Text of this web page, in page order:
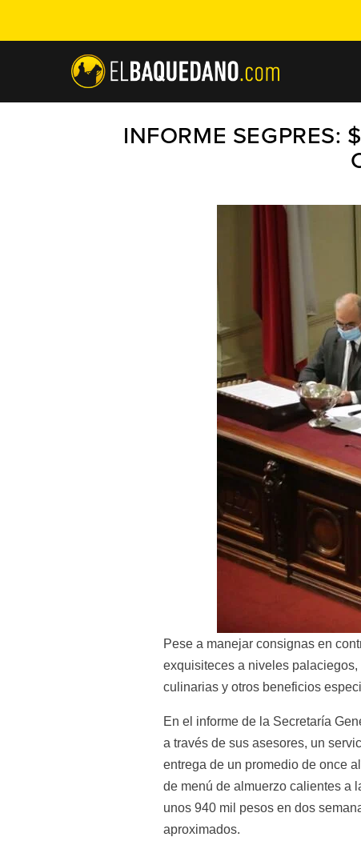
INFORME SEGPRES:
Pese a manejar consignas en
exquisiteces a niveles
culinarias y otros beneficios
En el informe de la Secretaría
a través de sus asesores, un
entrega de un promedio de once
de menú de almuerzo calientes a
unos 940 mil pesos en dos
aproximados.